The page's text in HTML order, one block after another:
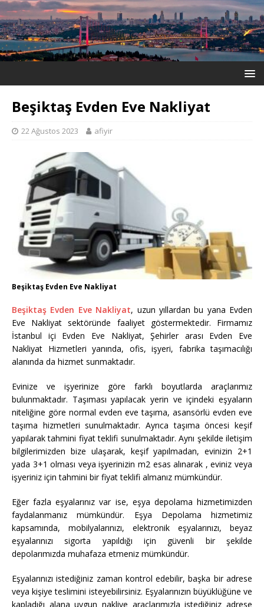
Beşiktaş Evden Eve Nakliyat
22 Ağustos 2023 afiyir
Beşiktaş Evden Eve Nakliyat
Beşiktaş Evden Eve Nakliyat, uzun yıllardan bu yana Evden
Eve Nakliyat sektöründe faaliyet göstermektedir. Firmamız
İstanbul içi Evden Eve Nakliyat, Şehirler arası Evden Eve
Nakliyat Hizmetleri yanında, ofis, işyeri, fabrika taşımacılığı
alanında da hizmet sunmaktadır.
Evinize ve işyerinize göre farklı boyutlarda araçlarımız
bulunmaktadır. Taşıması yapılacak yerin ve içindeki eşyaların
niteliğine göre normal evden eve taşıma, asansörlü evden eve
taşıma hizmetleri sunulmaktadır. Ayrıca taşıma öncesi keşif
yapılarak tahmini fiyat teklifi sunulmaktadır. Aynı şekilde iletişim
bilgilerimizden bize ulaşarak, keşif yapılmadan, evinizin 2+1
yada 3+1 olması veya işyerinizin m2 esas alınarak , eviniz veya
işyeriniz için tahmini bir fiyat teklifi almanız mümkündür.
Eğer fazla eşyalarınız var ise, eşya depolama hizmetimizden
faydalanmanız mümkündür. Eşya Depolama hizmetimiz
kapsamında, mobilyalarınızı, elektronik eşyalarınızı, beyaz
eşyalarınızı sigorta yapıldığı için güvenli bir şekilde
depolarımızda muhafaza etmeniz mümkündür.
Eşyalarınızı istediğiniz zaman kontrol edebilir, başka bir adrese
veya kişiye teslimini isteyebilirsiniz. Eşyalarınızın büyüklüğüne ve
kapladığı alana uygun nakliye araçlarımızla istediğiniz adrese